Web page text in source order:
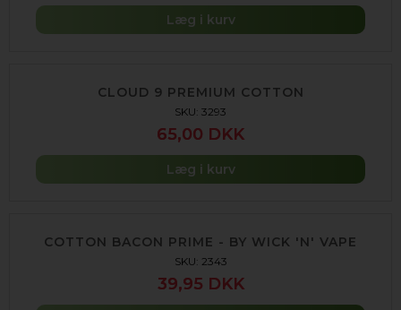
Læg i kurv
CLOUD 9 PREMIUM COTTON
SKU: 3293
65,00 DKK
Læg i kurv
COTTON BACON PRIME - BY WICK 'N' VAPE
SKU: 2343
39,95 DKK